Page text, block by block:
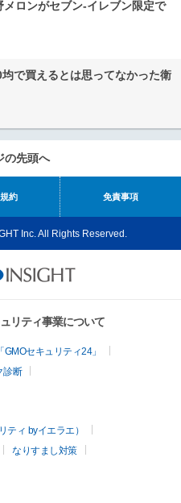
ロンがセブン‐イレブン限定で
で買えるとは思ってなかった衛
の先頭へ
約 免責事項
Inc. All Rights Reserved.
リティ事業について
セキュリティ24」
診断
ティ byイエラエ）
なりすまし対策